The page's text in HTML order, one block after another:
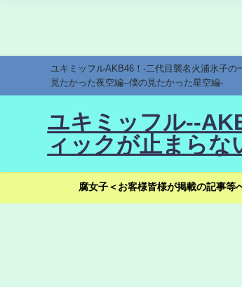
ユキミッフルAKB46！-二代目襲名火浦氷子
見たかった夜空編--僕の見たかった星空編-
ユキミッフル--
ィックが止まらな
腐女子＜お客様皆様が掲載の記事等